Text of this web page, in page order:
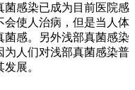
菌感染已成为目前医院感
会使人治病，但是当人体
感。另外浅部真菌感染
为人们对浅部真菌感染普
展。